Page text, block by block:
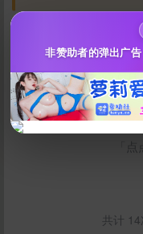
Hi！ 为了愿望
「
共计
非赞助者的弹出广告